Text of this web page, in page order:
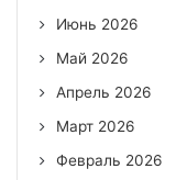
Июнь 2026
Май 2026
Апрель 2026
Март 2026
Февраль 2026